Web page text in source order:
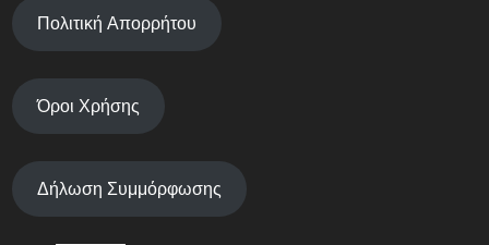
Πολιτική Απορρήτου
Όροι Χρήσης
Δήλωση Συμμόρφωσης